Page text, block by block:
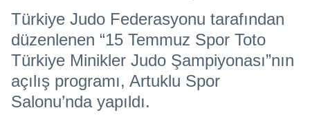
Türkiye Judo Federasyonu tarafından
düzenlenen “15 Temmuz Spor Toto
Türkiye Minikler Judo Şampiyonası”nın
açılış programı, Artuklu Spor
Salonu’nda yapıldı.